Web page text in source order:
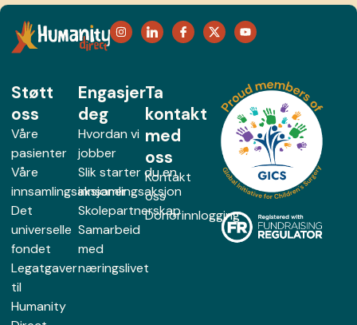
Støtt
oss
Våre
pasienter
Våre
innsamlingsaksjoner
Det
universelle
fondet
Legatgaver
til
Humanity
Engasjer
deg
Hvordan vi
jobber
Slik starter du en
innsamlingsaksjon
Skolepartnerskap
Samarbeid
med
næringslivet
Ta
kontakt
med
oss
Kontakt
oss
Donorinnlogging